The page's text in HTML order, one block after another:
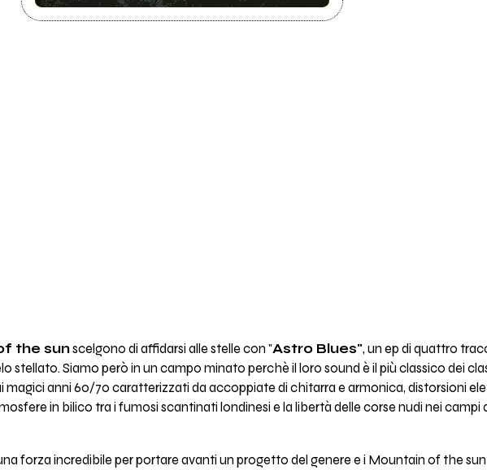
the sunscelgono di affidarsi alle stelle con "Astro Blues", un ep di quattro
stellato. Siamo però in un campo minato perchè il loro sound è il più classico dei
magici anni 60/70 caratterizzati da accoppiate di chitarra e armonica, distorsioni
in bilico tra i fumosi scantinati londinesi e la libertà delle corse nudi nei campi
forza incredibile per portare avanti un progetto del genere e i Mountain of the